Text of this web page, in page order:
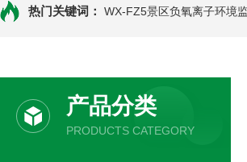
热门关键词： WX-FZ5景区负氧离子环境
产品分类
PRODUCTS CATEGORY